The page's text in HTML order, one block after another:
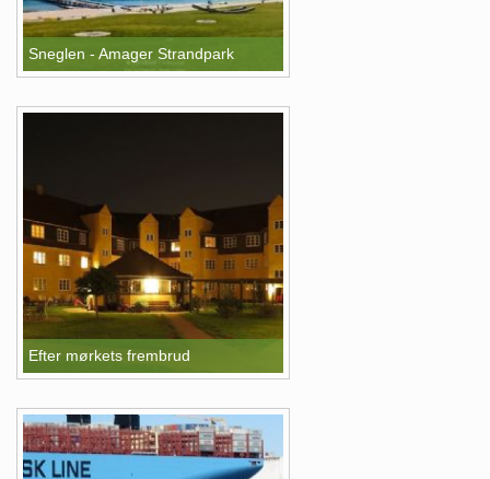
Sneglen - Amager Strandpark
Efter mørkets frembrud